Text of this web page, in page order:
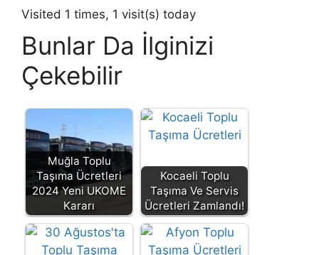
Visited 1 times, 1 visit(s) today
Bunlar Da İlginizi
Çekebilir
Muğla Toplu
Taşıma Ücretleri
2024 Yeni UKOME
Kararı
Kocaeli Toplu
Taşıma Ve Servis
Ücretleri Zamlandı!